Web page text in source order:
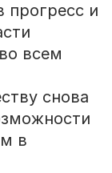
прогресс и
всем
снова
в